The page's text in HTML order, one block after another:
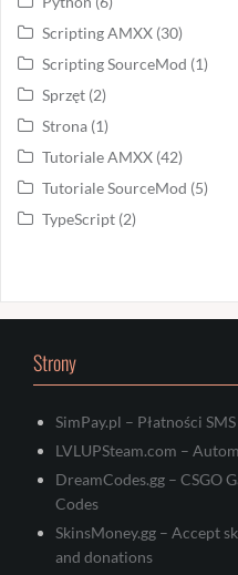
Scripting AMXX (30)
Scripting SourceMod (1)
Sprzęt (2)
Strona (1)
Tutoriale AMXX (42)
Tutoriale SourceMod (5)
TypeScript (2)
Strony
SimPay.pl – Płatności
LVLUPSteam.com –
DreamCodes.gg – CSGO
Codes
SkinsMoney.gg – Accept
and donations